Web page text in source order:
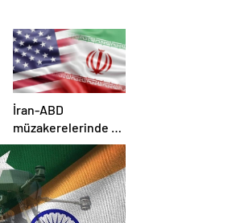
İran-ABD
müzakerelerinde 4.
tur için tarih belli
oldu